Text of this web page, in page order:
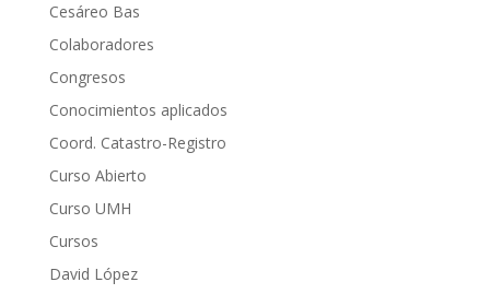
Cesáreo Bas
Colaboradores
Congresos
Conocimientos aplicados
Coord. Catastro-Registro
Curso Abierto
Curso UMH
Cursos
David López